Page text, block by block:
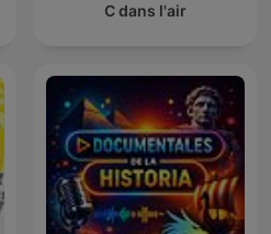
C dans l'air